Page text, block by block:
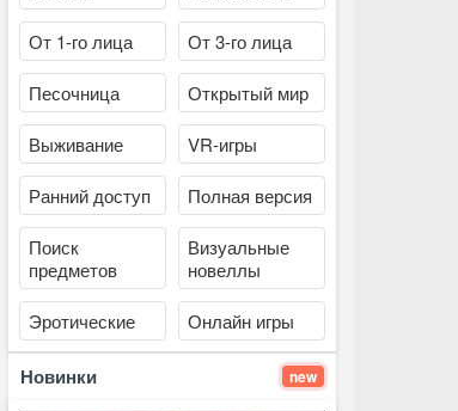
От 1-го лица От 3-го лица
Песочница Открытый мир
Выживание VR-игры
Ранний доступ Полная версия
Поиск
предметов
Визуальные
новеллы
Эротические Онлайн игры
Новинки new